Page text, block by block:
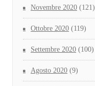
Novembre 2020 (121)
Ottobre 2020 (119)
Settembre 2020 (100)
Agosto 2020 (9)